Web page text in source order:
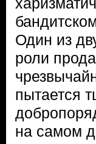
Один из
роли
пытается
на самом